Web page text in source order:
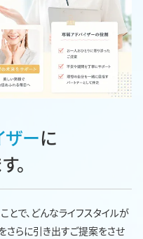
ザーに
。
で、どんなライフスタイルが
さらに引き出すご提案をさせ